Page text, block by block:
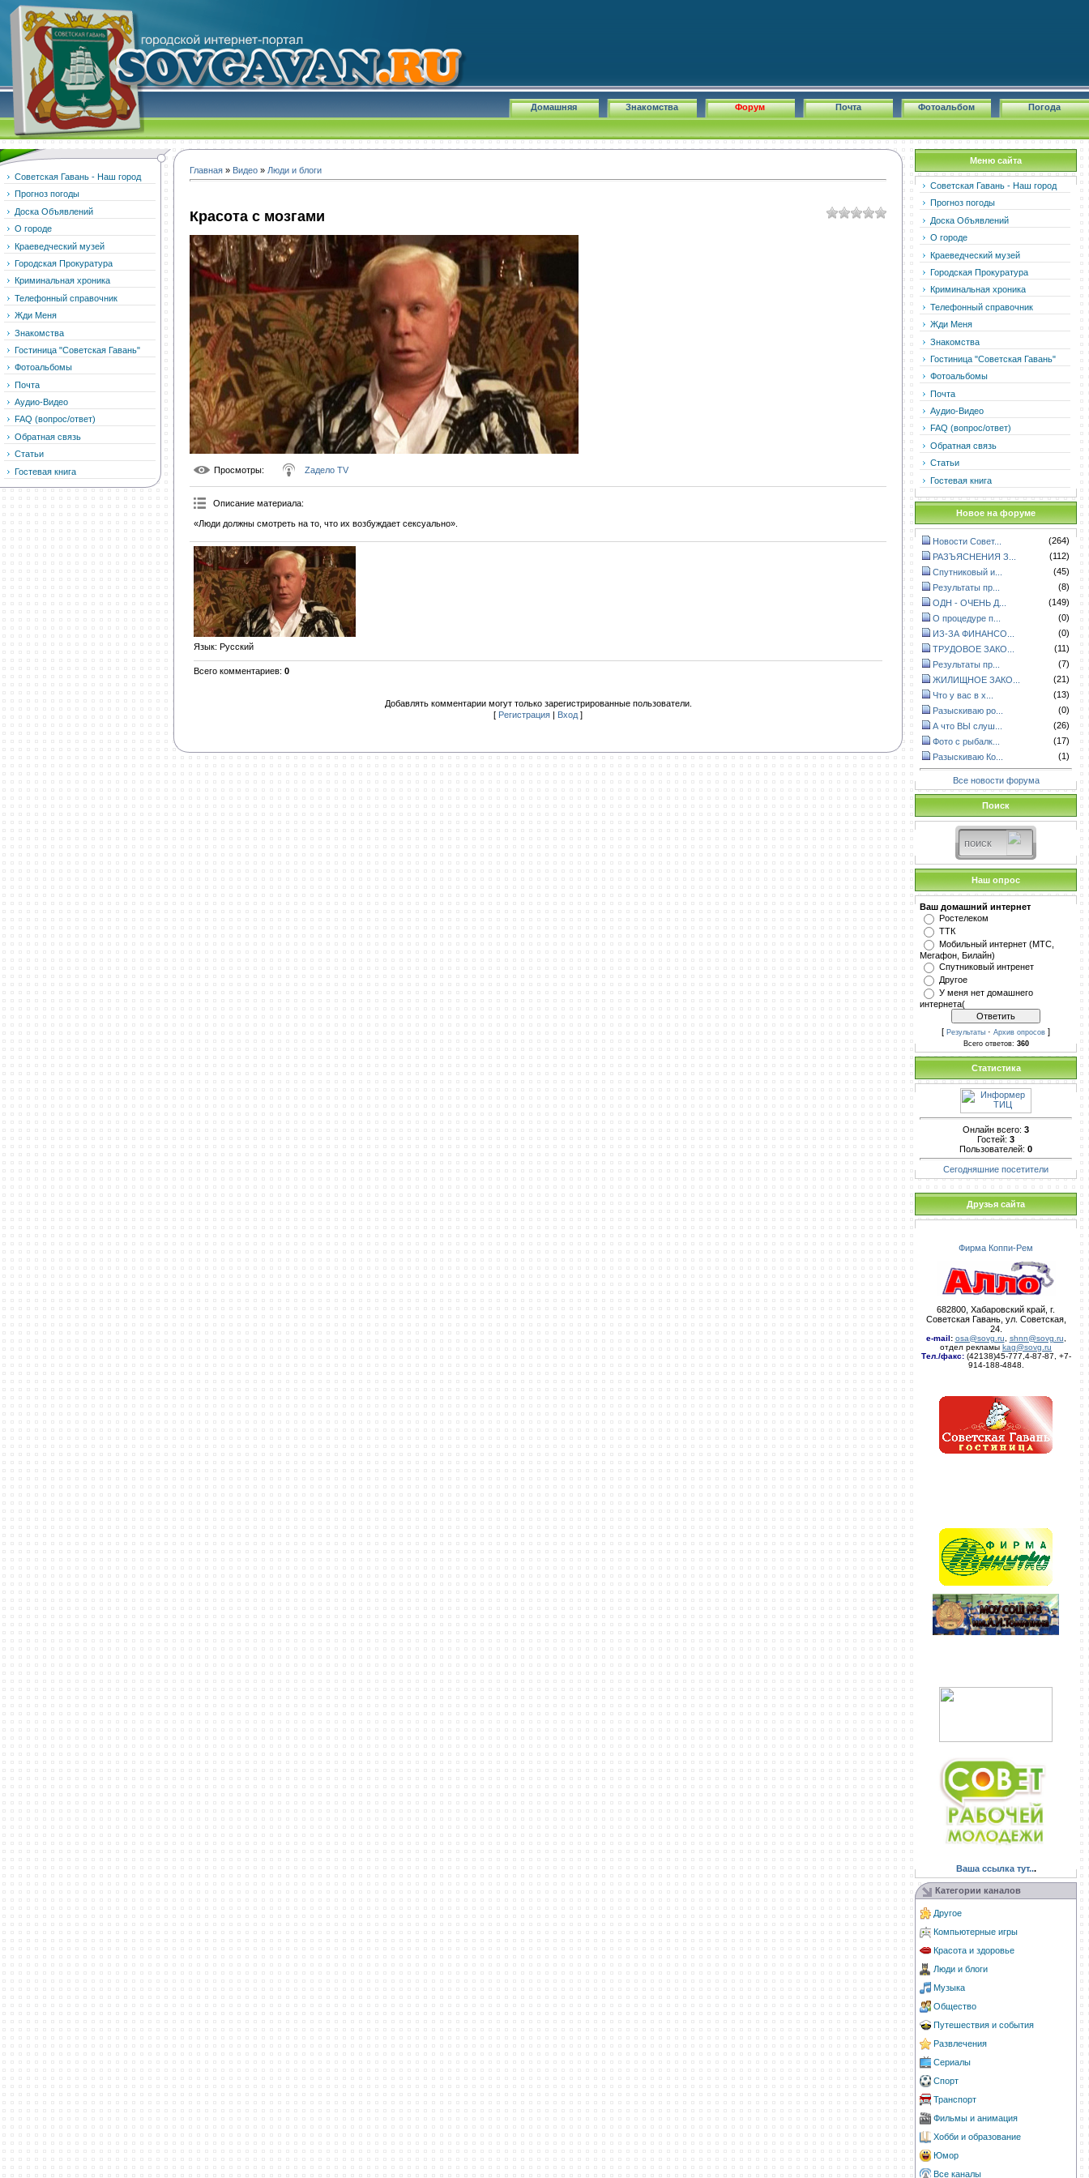
Погода
Фотоальбом
Почта
Форум
Знакомства
Домашняя
Советская Гавань - Наш город
Прогноз погоды
Доска Объявлений
О городе
Краеведческий музей
Городская Прокуратура
Криминальная хроника
Телефонный справочник
Жди Меня
Знакомства
Гостиница "Советская Гавань"
Фотоальбомы
Почта
Аудио-Видео
FAQ (вопрос/ответ)
Обратная связь
Статьи
Гостевая книга
Главная » Видео » Люди и блоги
Красота с мозгами
Просмотры: Zадело TV
Описание материала:
«Люди должны смотреть на то, что их возбуждает сексуально».
Язык: Русский
Всего комментариев: 0
Добавлять комментарии могут только зарегистрированные пользователи.
[ Регистрация | Вход ]
Меню сайта
Советская Гавань - Наш город
Прогноз погоды
Доска Объявлений
О городе
Краеведческий музей
Городская Прокуратура
Криминальная хроника
Телефонный справочник
Жди Меня
Знакомства
Гостиница "Советская Гавань"
Фотоальбомы
Почта
Аудио-Видео
FAQ (вопрос/ответ)
Обратная связь
Статьи
Гостевая книга
Новое на форуме
Новости Совет...
(264)
РАЗЪЯСНЕНИЯ З...
(112)
Спутниковый и...
(45)
Результаты пр...
(8)
ОДН - ОЧЕНЬ Д...
(149)
О процедуре п...
(0)
ИЗ-ЗА ФИНАНСО...
(0)
ТРУДОВОЕ ЗАКО...
(11)
Результаты пр...
(7)
ЖИЛИЩНОЕ ЗАКО...
(21)
Что у вас в х...
(13)
Разыскиваю ро...
(0)
А что ВЫ слуш...
(26)
Фото с рыбалк...
(17)
Разыскиваю Ко...
(1)
Все новости форума
Поиск
Наш опрос
Ваш домашний интернет
Ростелеком
ТТК
Мобильный интернет (МТС,
Мегафон, Билайн)
Спутниковый интренет
Другое
У меня нет домашнего
интернета(
[ Результаты · Архив опросов ]
Всего ответов: 360
Статистика
Онлайн всего: 3
Гостей: 3
Пользователей: 0
Сегодняшние посетители
Друзья сайта
Фирма Коппи-Рем
682800, Хабаровский край, г.
Советская Гавань, ул. Советская,
24.
e-mail: osa@sovg.ru shnn@sovg.ru
отдел рекламы kag@sovg.ru
Тел./факс:(42138)45-777,4-87-87, +7-
914-188-4848.
Ваша ссылка тут...
Категории каналов
Другое
Компьютерные игры
Красота и здоровье
Люди и блоги
Музыка
Общество
Путешествия и события
Развлечения
Сериалы
Спорт
Транспорт
Фильмы и анимация
Хобби и образование
Юмор
Все каналы